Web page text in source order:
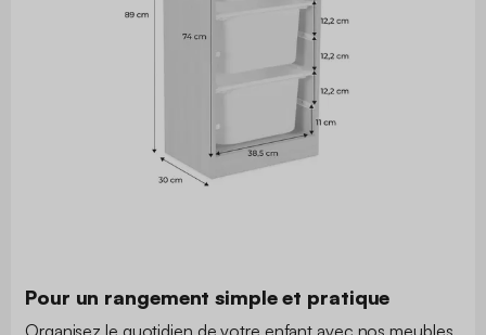
Pour un rangement simple et pratique
Organisez le quotidien de votre enfant avec nos meubles